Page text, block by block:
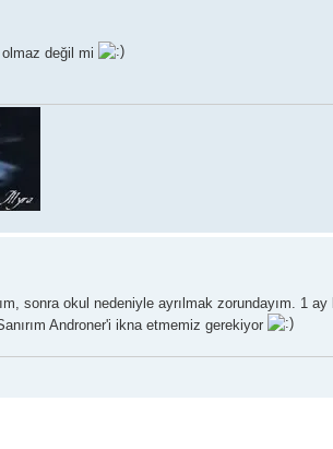
değil mi
sonra okul nedeniyle ayrılmak zorundayım. 1
Androner'i ikna etmemiz gerekiyor